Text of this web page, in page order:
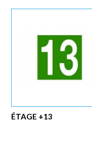
ÉTAGE +13